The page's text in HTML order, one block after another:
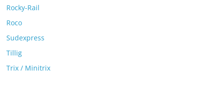
Rocky-Rail
Roco
Sudexpress
Tillig
Trix / Minitrix